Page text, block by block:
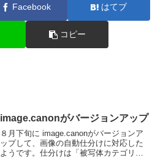
Facebook はてブ
コピー
image.canonがバージョンアップ
８月下旬に image.canonがバージョンア
ップして、画像の自動仕分けに対応した
ようです。仕分けは「被写体カテゴリ」